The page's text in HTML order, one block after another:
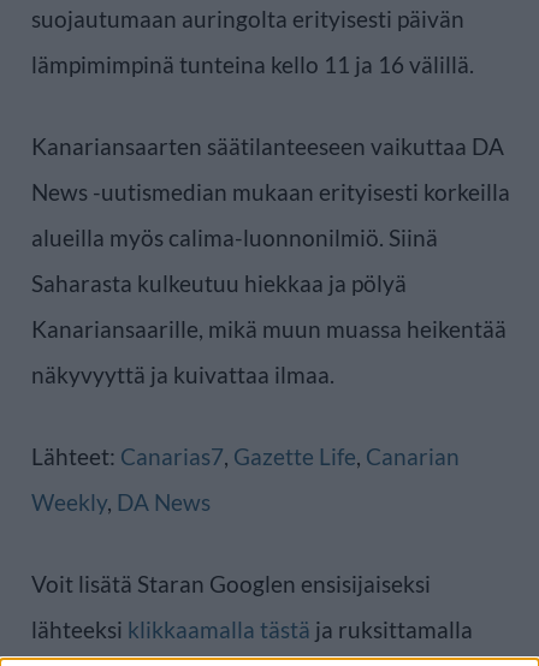
suojautumaan auringolta erityisesti päivän
lämpimimpinä tunteina kello 11 ja 16 välillä.
Kanariansaarten säätilanteeseen vaikuttaa DA
News -uutismedian mukaan erityisesti korkeilla
alueilla myös calima-luonnonilmiö. Siinä
Saharasta kulkeutuu hiekkaa ja pölyä
Kanariansaarille, mikä muun muassa heikentää
näkyvyyttä ja kuivattaa ilmaa.
Lähteet: Canarias7, Gazette Life, Canarian
Weekly, DA News
Voit lisätä Staran Googlen ensisijaiseksi
lähteeksi klikkaamalla tästä ja ruksittamalla